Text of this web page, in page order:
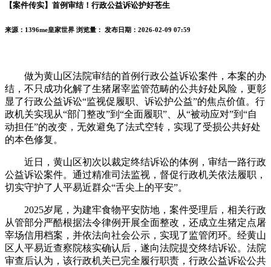
【案件传实】首例审结！行政公益诉讼护好苍生
来源：1396me皇家世界 浏览量： 发布日期：2026-02-09 07:59
做为黄山区法院审结的首例行政公益诉讼案件，本案的办
结，不只成功化解了生猪屠宰监管范畴的公共好处风险，更彰
显了行政公益诉讼“监视促履职、诉讼护公益”的焦点价值。行
政机关实现从“部门整改”到“全面履职”、从“被动应对”到“自
动担任”的改变，无效避免了法式空转，实现了受损公共好处
的本色修复。
近日，黄山区初次以裁定终结诉讼的体例，审结一路行政
公益诉讼案件。通过精准司法监视，督促行政机关依法履职，
切实守护了人平易近群众“舌尖上的平安”。
2025岁尾，为建牢食物平安防地，案件受理后，相关行政
从管部分严酷根据法令律例开展全面整改，还成立生猪定点屠
宰场信用档案，并依法向社会公示，实现了监管闭环。经黄山
区人平易近查察院核实确认后，遂向法院提交终结诉讼。法院
审查后认为，该行政机关已完全履行职责，行政公益诉讼公共